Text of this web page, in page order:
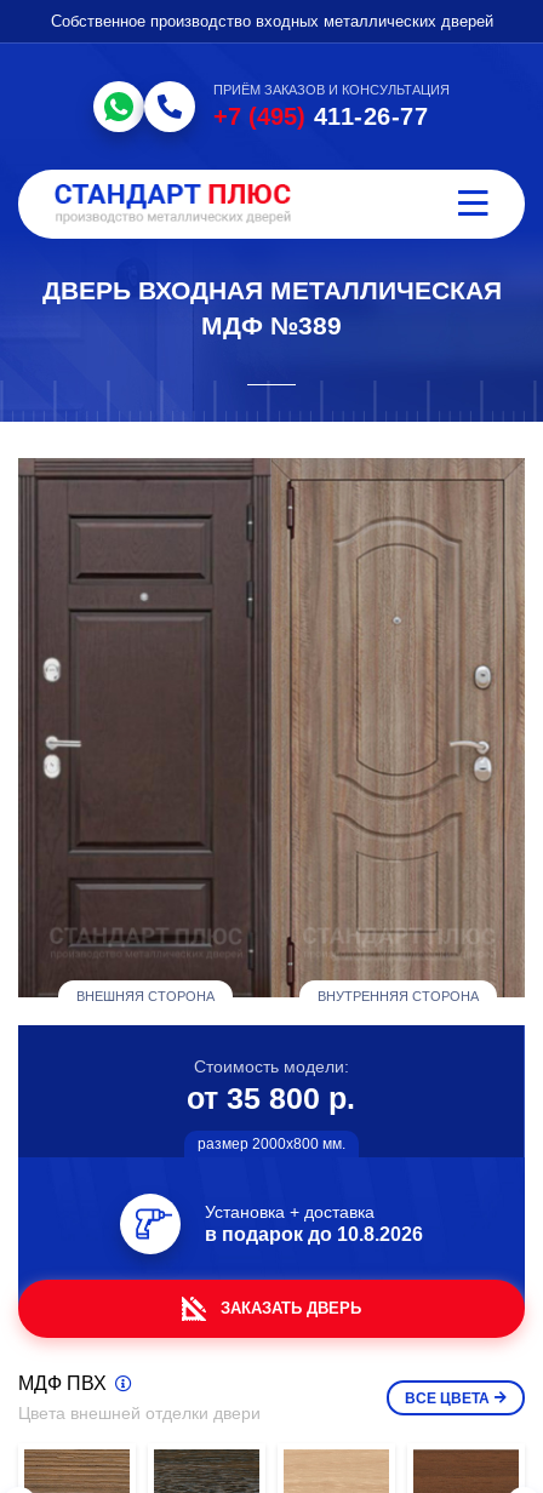
Собственное производство входных металлических дверей
ПРИЁМ ЗАКАЗОВ И КОНСУЛЬТАЦИЯ
+7 (495) 411-26-77
ДВЕРЬ ВХОДНАЯ МЕТАЛЛИЧЕСКАЯ
МДФ №389
ВНЕШНЯЯ СТОРОНА ВНУТРЕННЯЯ СТОРОНА
Стоимость модели:
от 35 800 р.
размер 2000х800 мм.
Установка + доставка
в подарок до 10.8.2026
ЗАКАЗАТЬ ДВЕРЬ
МДФ ПВХ
Цвета внешней отделки двери
ВСЕ ЦВЕТА